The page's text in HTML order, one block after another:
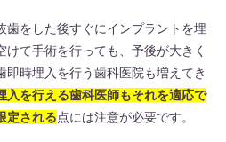
歯をした後すぐにインプラントを埋
けて手術を行っても、予後が大きく
時埋入を行う歯科医院も増えてき
入を行える歯科医師もそれを適応で
定される点には注意が必要です。